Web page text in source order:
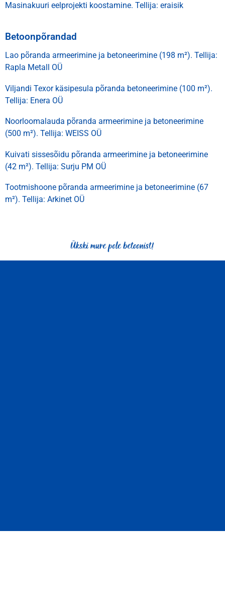
Masinakuuri eelprojekti koostamine. Tellija: eraisik
Betoonpõrandad
Lao põranda armeerimine ja betoneerimine (198 m²). Tellija:
Rapla Metall OÜ
Viljandi Texor käsipesula põranda betoneerimine (100 m²).
Tellija: Enera OÜ
Noorloomalauda põranda armeerimine ja betoneerimine
(500 m²). Tellija: WEISS OÜ
Kuivati sissesõidu põranda armeerimine ja betoneerimine
(42 m²). Tellija: Surju PM OÜ
Tootmishoone põranda armeerimine ja betoneerimine (67
m²). Tellija: Arkinet OÜ